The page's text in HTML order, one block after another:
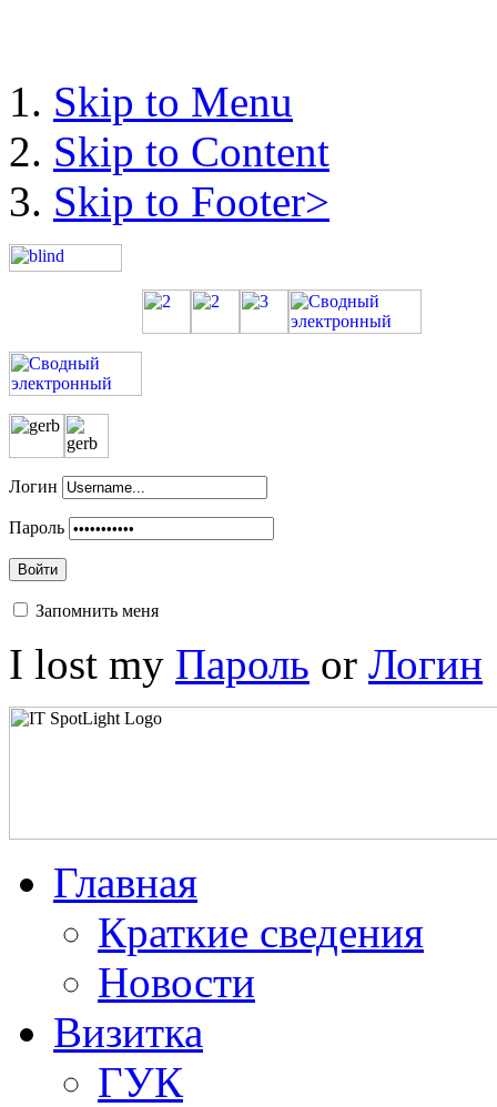
Skip to Menu
Skip to Content
Skip to Footer>
Логин
Пароль
Войти
Запомнить меня
I lost my Пароль or Логин
Главная
Краткие сведения
Новости
Визитка
ГУК